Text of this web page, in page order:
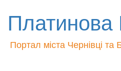
Платинова
Портал міста Чернівці та